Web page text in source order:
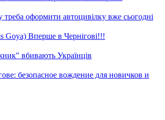
оформити автоцивілку вже сьогодні
Goya) Вперше в Чернігові!!!
вбивають Українців
безопасное вождение для новичков и